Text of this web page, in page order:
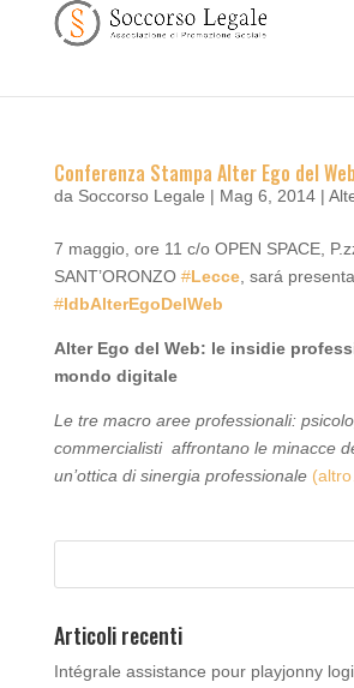
Conferenza Stampa Alter Ego del
da Soccorso Legale | Mag 6, 2014|
7 maggio, ore 11 c/o OPEN SPACE,
SANT’ORONZO#Lecce, sará
#ldbAlterEgoDelWeb
Alter Ego del Web: le insidie
mondo digitale
Le tre macro aree professionali:
commercialisti affrontano le minacce
un’ottica di sinergia professionale
Articoli recenti
Intégrale assistance pour playjonny